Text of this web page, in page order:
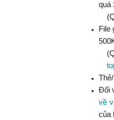
quá
File
Đối
về
của